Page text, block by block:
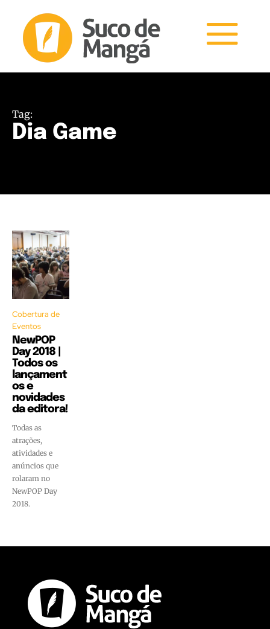
Tag:
Dia Game
Cobertura de
Eventos
NewPOP
Day 2018 |
Todos os
lançament
os e
novidades
da editora!
Todas as
atrações,
atividades e
anúncios que
rolaram no
NewPOP Day
2018.